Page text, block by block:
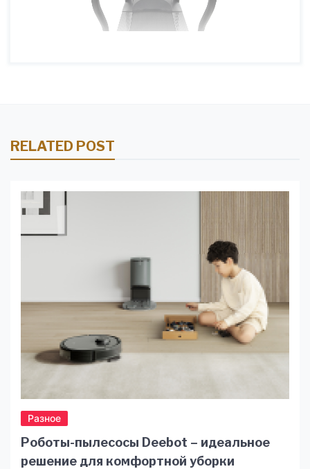
RELATED POST
Разное
Роботы-пылесосы Deebot – идеальное
решение для комфортной уборки